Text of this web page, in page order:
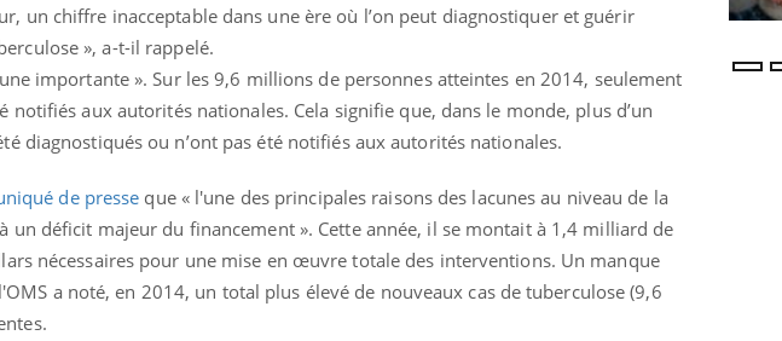
un chiffre inacceptable dans une ère où l’on peut diagnostiquer et guérir
», a-t-il rappelé.
importante ». Sur les 9,6 millions de personnes atteintes en 2014, seulement
notifiés aux autorités nationales. Cela signifie que, dans le monde, plus d’un
diagnostiqués ou n’ont pas été notifiés aux autorités nationales.
de presse que « l'une des principales raisons des lacunes au niveau de la
un déficit majeur du financement ». Cette année, il se montait à 1,4 milliard de
nécessaires pour une mise en œuvre totale des interventions. Un manque
a noté, en 2014, un total plus élevé de nouveaux cas de tuberculose (9,6